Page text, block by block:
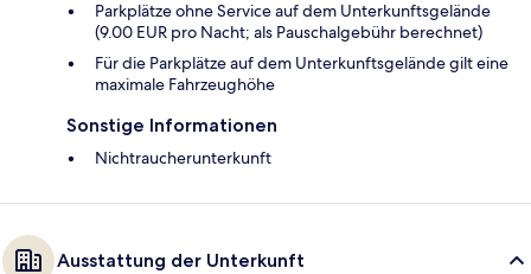
Parkplätze ohne Service auf dem Unterkunftsgelände
(9.00 EUR pro Nacht; als Pauschalgebühr berechnet)
Für die Parkplätze auf dem Unterkunftsgelände gilt eine
maximale Fahrzeughöhe
Sonstige Informationen
Nichtraucherunterkunft
Ausstattung der Unterkunft